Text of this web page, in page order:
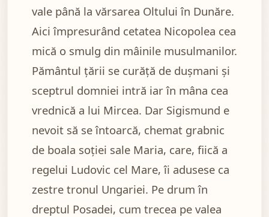
vale până la vărsarea Oltului în Dunăre.
Aici împresurând cetatea Nicopolea cea
mică o smulg din mâinile musulmanilor.
Pământul țării se curăță de dușmani și
sceptrul domniei intră iar în mâna cea
vrednică a lui Mircea. Dar Sigismund e
nevoit să se întoarcă, chemat grabnic
de boala soției sale Maria, care, fiică a
regelui Ludovic cel Mare, îi adusese ca
zestre tronul Ungariei. Pe drum în
dreptul Posadei, cum trecea pe valea